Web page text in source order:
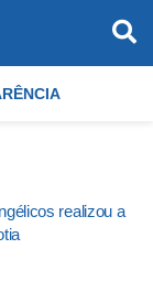
realizou a